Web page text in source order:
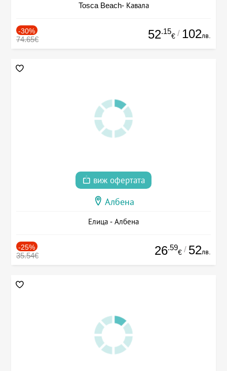
Tosca Beach- Кавала
-30%
74.65€ 52.15
€ / 102лв.
виж офертата
Албена
Елица - Албена
-25%
35.54€ 26.59
€ / 52лв.